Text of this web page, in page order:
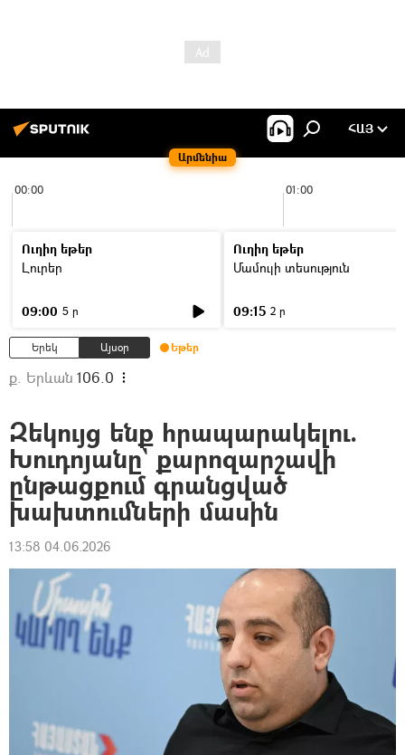
Արմենիա
ՀԱՅ
00:00 01:00
Ուղիղ եթեր
Լուրեր
09:00 5 ր
Ուղիղ եթեր
Մամուլի տեսություն
09:15 2 ր
Երեկ Այսօր Եթեր
ք. Երևան 106.0
Զեկույց ենք հրապարակելու.
Խուդոյանը` քարոզարշավի
ընթացքում գրանցված
խախտումների մասին
13:58 04.06.2026